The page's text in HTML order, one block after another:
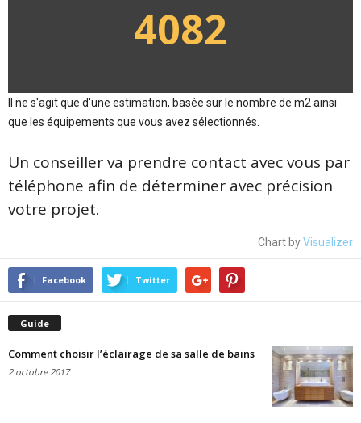
4082
Il ne s'agit que d'une estimation, basée sur le nombre de m2 ainsi
que les équipements que vous avez sélectionnés.
Un conseiller va prendre contact avec vous par
téléphone afin de déterminer avec précision
votre projet.
Chart byVisualizer
Facebook Twitter
Guide
Comment choisir l’éclairage de sa salle de bains
2 octobre 2017